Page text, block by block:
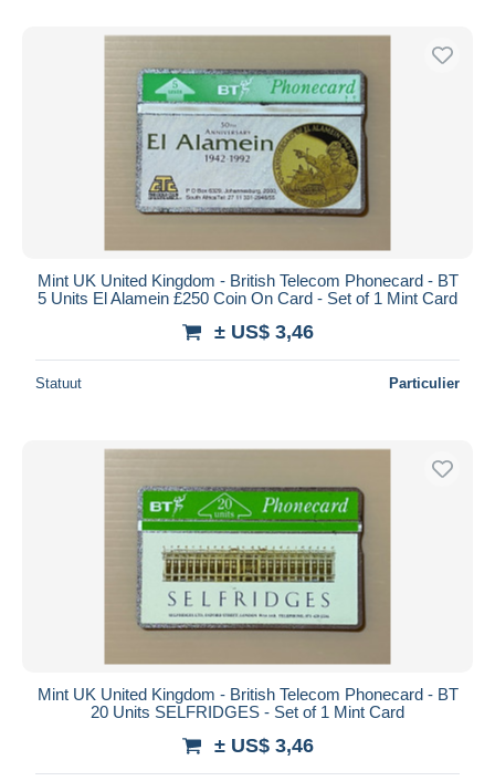
Mint UK United Kingdom - British Telecom Phonecard - BT
5 Units El Alamein £250 Coin On Card - Set of 1 Mint Card
± US$ 3,46
Statuut Particulier
Mint UK United Kingdom - British Telecom Phonecard - BT
20 Units SELFRIDGES - Set of 1 Mint Card
± US$ 3,46